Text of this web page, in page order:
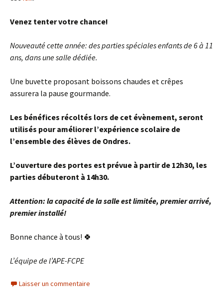
Venez tenter votre chance!
Nouveauté cette année: des parties spéciales enfants de 6 à 11
ans, dans une salle dédiée.
Une buvette proposant boissons chaudes et crêpes
assurera la pause gourmande.
Les bénéfices récoltés lors de cet évènement, seront
utilisés pour améliorer l’expérience scolaire de
l’ensemble des élèves de Ondres.
L’ouverture des portes est prévue à partir de 12h30, les
parties débuteront à 14h30.
Attention: la capacité de la salle est limitée, premier arrivé,
premier installé!
Bonne chance à tous! 🍀
L’équipe de l’APE-FCPE
Laisser un commentaire